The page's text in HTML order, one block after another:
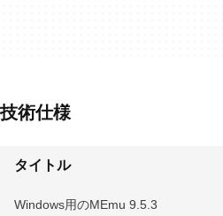
技術仕様
タイトル
Windows用のMEmu 9.5.3